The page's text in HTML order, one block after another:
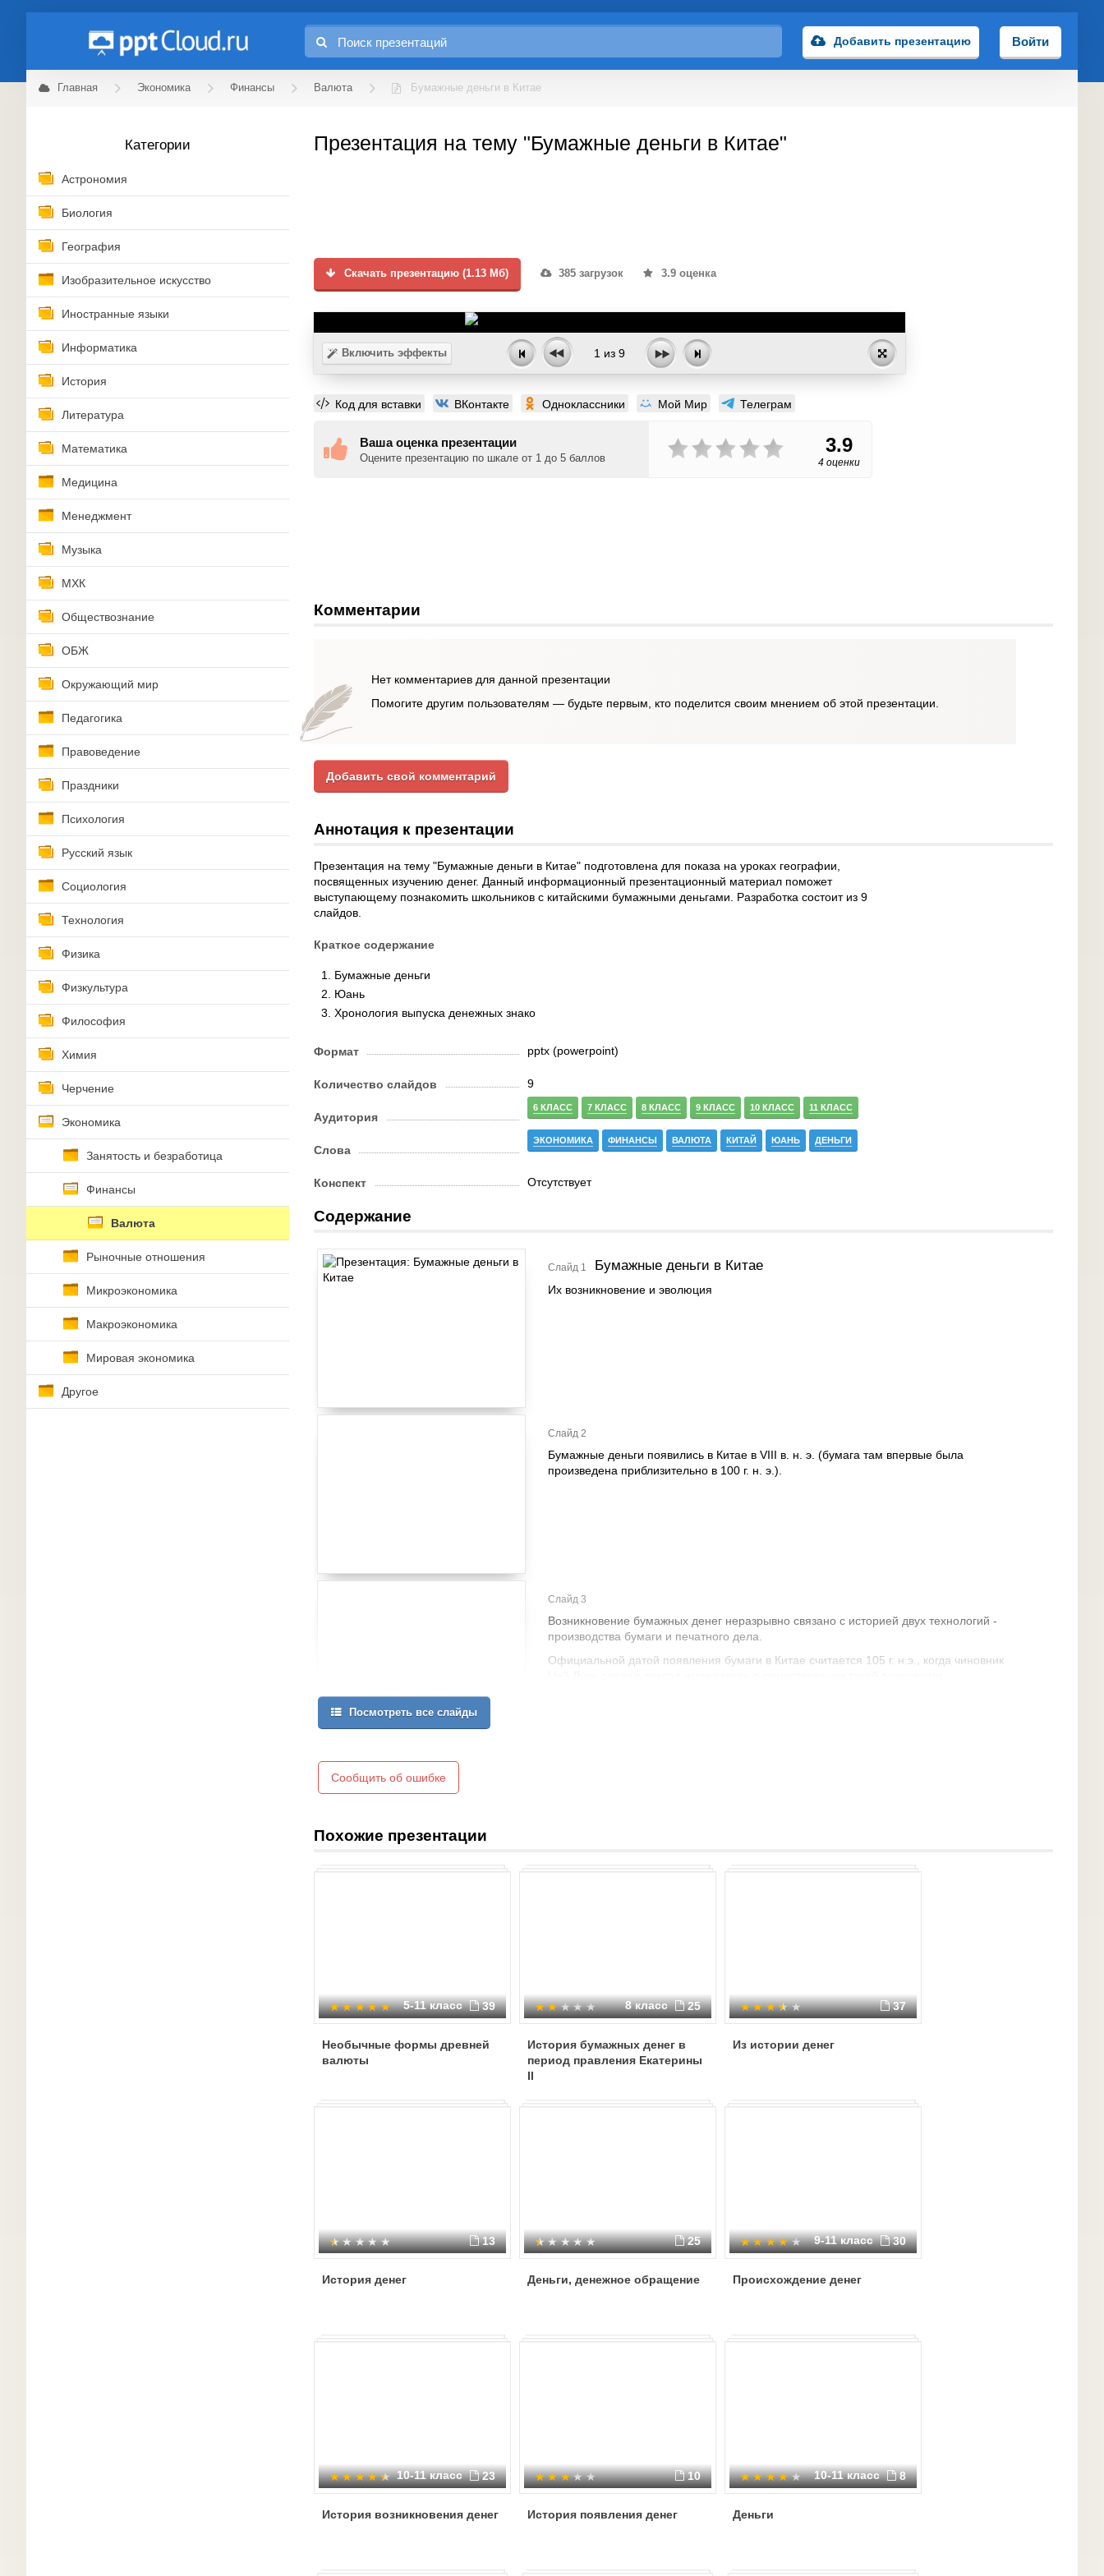
Добавить презентацию Войти
Главная Экономика Финансы Валюта Бумажные деньги в Китае
Категории
Астрономия
Биология
География
Изобразительное искусство
Иностранные языки
Информатика
История
Литература
Математика
Медицина
Менеджмент
Музыка
МХК
Обществознание
ОБЖ
Окружающий мир
Педагогика
Правоведение
Праздники
Психология
Русский язык
Социология
Технология
Физика
Физкультура
Философия
Химия
Черчение
Экономика
Занятость и безработица
Финансы
Валюта
Рыночные отношения
Микроэкономика
Макроэкономика
Мировая экономика
Другое
Презентация на тему "Бумажные деньги в Китае"
Скачать презентацию (1.13 Мб) 385 загрузок 3.9 оценка
Включить эффекты 1 из 9
Код для вставки ВКонтакте Одноклассники Мой Мир Телеграм
Ваша оценка презентации
Оцените презентацию по шкале от 1 до 5 баллов
3.9
4 оценки
Комментарии
Нет комментариев для данной презентации
Помогите другим пользователям — будьте первым, кто поделится своим мнением об этой презентации.
Добавить свой комментарий
Аннотация к презентации
Презентация на тему "Бумажные деньги в Китае" подготовлена для показа на уроках географии,
посвященных изучению денег. Данный информационный презентационный материал поможет
выступающему познакомить школьников с китайскими бумажными деньгами. Разработка состоит из 9
слайдов.
Краткое содержание
Бумажные деньги
Юань
Хронология выпуска денежных знако
Формат pptx (powerpoint)
Количество слайдов 9
Аудитория
6 КЛАСС 7 КЛАСС 8 КЛАСС 9 КЛАСС 10 КЛАСС 11 КЛАСС
Слова
ЭКОНОМИКА ФИНАНСЫ ВАЛЮТА КИТАЙ ЮАНЬ ДЕНЬГИ
Конспект Отсутствует
Содержание
Слайд 1 Бумажные деньги в Китае
Их возникновение и эволюция
Слайд 2
Бумажные деньги появились в Китае в VIII в. н. э. (бумага там впервые была
произведена приблизительно в 100 г. н. э.).
Слайд 3
Возникновение бумажных денег неразрывно связано с историей двух технологий -
производства бумаги и печатного дела.
Официальной датой появления бумаги в Китае считается 105 г. н.э., когда чиновник
Посмотреть все слайды
Сообщить об ошибке
Похожие презентации
5-11 класс 39
Необычные формы древней
валюты
8 класс 25
История бумажных денег в
период правления Екатерины
II
37
Из истории денег
13
История денег
25
Деньги, денежное обращение
9-11 класс 30
Происхождение денег
10-11 класс 23
История возникновения денег
10
История появления денег
10-11 класс 8
Деньги